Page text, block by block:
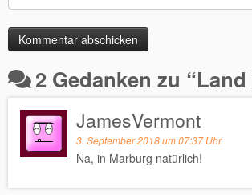
2 Gedanken zu “
JamesVermont
3. September 2018 um 07:37 Uhr
Na, in Marburg natürlich!